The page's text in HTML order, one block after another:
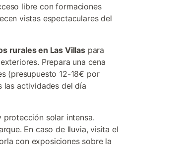
libre con formaciones
vistas espectaculares del
rurales en Las Villaspara
Prepara una cena
(presupuesto 12-18€ por
las actividades del día
protección solar intensa.
En caso de lluvia, visita el
con exposiciones sobre la